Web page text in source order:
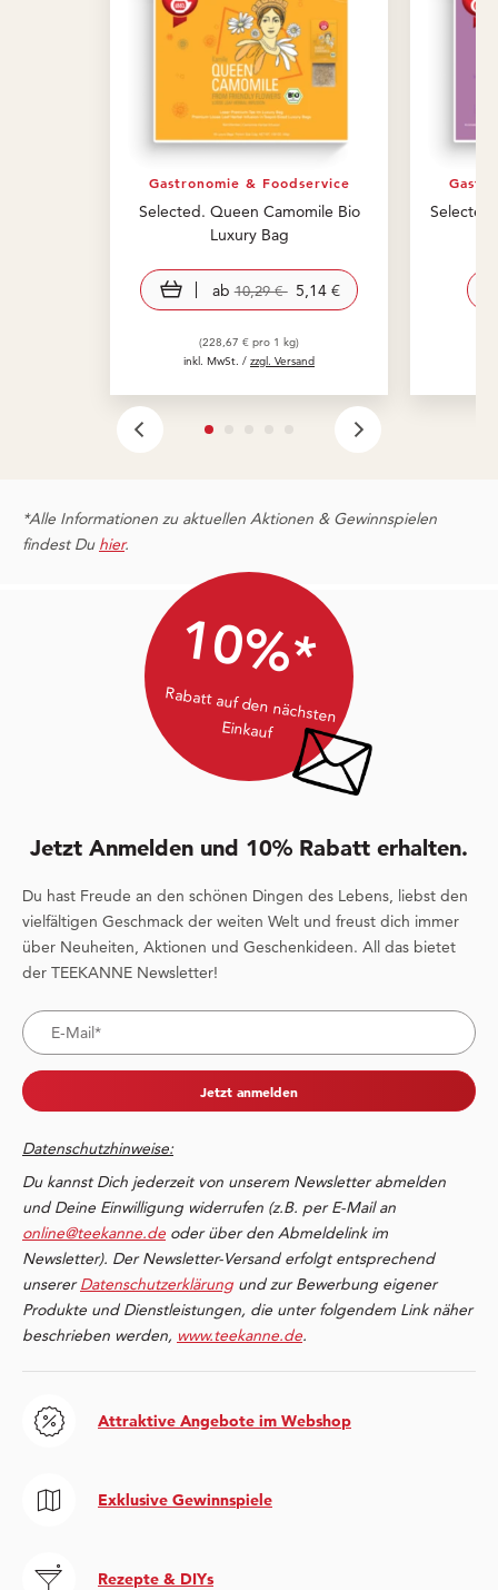
Gastronomie & Foodservice
Selected. Queen Camomile Bio
Luxury Bag
ab10,29 € 5,14 €
(228,67 € pro 1 kg)
inkl. MwSt. / zzgl. Versand
*Alle Informationen zu aktuellen Aktionen & Gewinnspielen
findest Du hier.
10%*
Rabatt auf den nächsten
Einkauf
Jetzt Anmelden und 10% Rabatt erhalten.
Du hast Freude an den schönen Dingen des Lebens, liebst den
vielfältigen Geschmack der weiten Welt und freust dich immer
über Neuheiten, Aktionen und Geschenkideen. All das bietet
der TEEKANNE Newsletter!
Jetzt anmelden
Datenschutzhinweise:
Du kannst Dich jederzeit von unserem Newsletter abmelden
und Deine Einwilligung widerrufen (z.B. per E-Mail an
online@teekanne.de oder über den Abmeldelink im
Newsletter). Der Newsletter-Versand erfolgt entsprechend
unsererDatenschutzerklärung und zur Bewerbung eigener
Produkte und Dienstleistungen, die unter folgendem Link näher
beschrieben werden, www.teekanne.de.
Attraktive Angebote im Webshop
Exklusive Gewinnspiele
Rezepte & DIYs